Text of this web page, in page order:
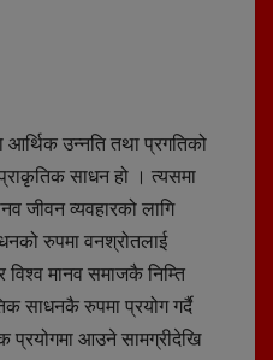
उन्नति तथा प्रगतिको
साधन हो । त्यसमा
जीवन व्यवहारको लागि
रुपमा वनश्रोतलाई
विश्व मानव समाजकै निम्ति
साधनकै रुपमा प्रयोग गर्दै
प्रयोगमा आउने सामग्रीदेखि